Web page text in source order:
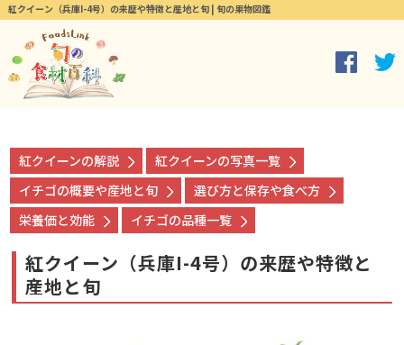
紅クイーン（兵庫I-4号）の来歴や特徴と産地と旬 | 旬の果物図鑑
紅クイーンの解説
紅クイーンの写真一覧
イチゴの概要や産地と旬
選び方と保存や食べ方
栄養価と効能
イチゴの品種一覧
紅クイーン（兵庫I-4号）の来歴や特徴と
産地と旬